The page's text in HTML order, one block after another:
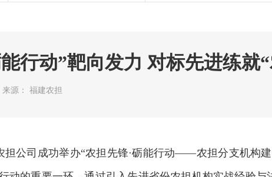
行动”靶向发力 对标先进练就
来源： 福建农担
担公司成功举办“农担先锋·砺能行动——农担分支机构